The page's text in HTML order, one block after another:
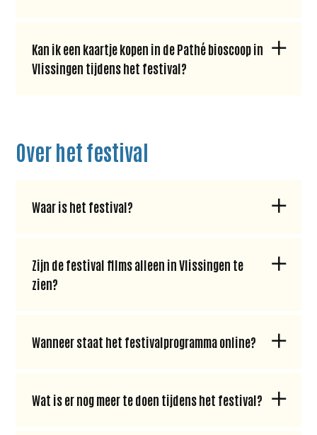
Kan ik een kaartje kopen in de Pathé bioscoop in
Vlissingen tijdens het festival?
Over het festival
Waar is het festival?
Zijn de festival films alleen in Vlissingen te
zien?
Wanneer staat het festivalprogramma online?
Wat is er nog meer te doen tijdens het festival?